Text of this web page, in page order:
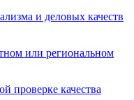
и деловых качеств
или региональном
проверке качества